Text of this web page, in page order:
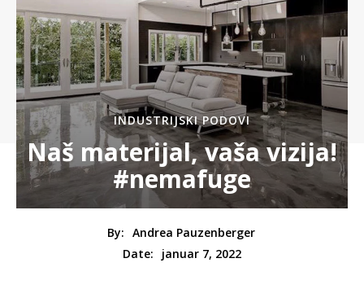
INDUSTRIJSKI PODOVI
Naš materijal, vaša vizija!
#nemafuge
By: Andrea Pauzenberger
Date:
januar 7, 2022